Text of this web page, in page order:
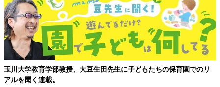
玉川大学教育学部教授、大豆生田先生に子どもたちの保育園でのリ
アルを聞く連載。